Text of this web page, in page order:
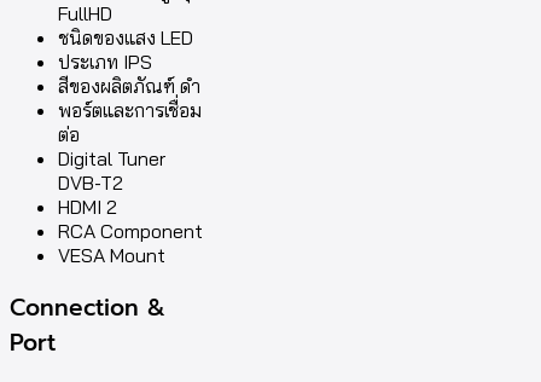
FullHD
ชนิดของแสง LED
ประเภท IPS
สีของผลิตภัณฑ์ ดำ
พอร์ตและการเชื่อม
ต่อ
Digital Tuner
DVB-T2
HDMI 2
RCA Component
VESA Mount
Connection &
Port